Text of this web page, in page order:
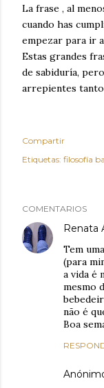
La frase , al
cuando has
empezar para ir
Estas grandes
de sabiduría,
arrepientes tanto
Compartir
Etiquetas: filosofía
COMENTARIOS
Renata
Tem
(para
a vida é
mesmo
não é
Boa